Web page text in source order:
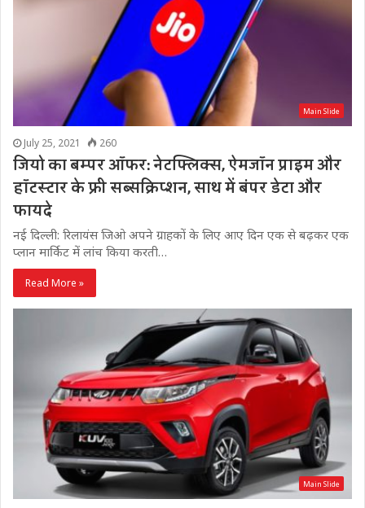
Main Slide
July 25, 2021 260
जियो का बम्पर ऑफर: नेटफ्लिक्स, ऐमजॉन प्राइम और
हॉटस्टार के फ्री सब्सक्रिप्शन, साथ में बंपर डेटा और
फायदे
नई दिल्ली: रिलायंस जिओ अपने ग्राहकों के लिए आए दिन एक से बढ़कर एक
प्लान मार्किट में लांच किया करती…
Read More »
Main Slide